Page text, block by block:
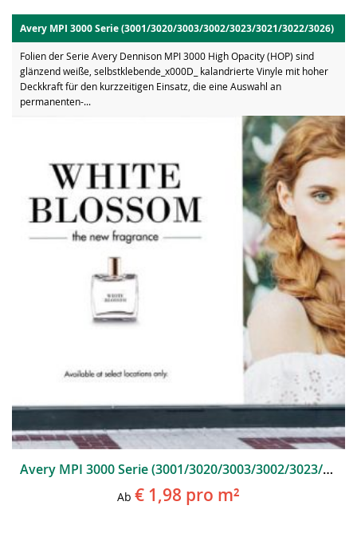
Avery MPI 3000 Serie (3001/3020/3003/3002/3023/3021/3022/3026)
Folien der Serie Avery Dennison MPI 3000 High Opacity (HOP) sind
glänzend weiße, selbstklebende_x000D_ kalandrierte Vinyle mit hoher
Deckkraft für den kurzzeitigen Einsatz, die eine Auswahl an
permanenten-...
Avery MPI 3000 Serie (3001/3020/3003/3002/3023/3021/3022/3026)
Ab € 1,98 pro m²